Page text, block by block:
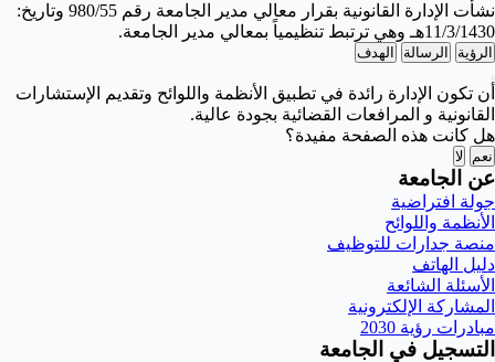
نشأت الإدارة القانونية بقرار معالي مدير الجامعة رقم 980/55 وتاريخ:
11/3/1430هـ وهي ترتبط تنظيمياً بمعالي مدير الجامعة.
الرؤية الرسالة الهدف
أن تكون الإدارة رائدة في تطبيق الأنظمة واللوائح وتقديم الإستشارات
القانونية و المرافعات القضائية بجودة عالية.
هل كانت هذه الصفحة مفيدة؟
نعم لا
عن الجامعة
جولة افتراضية
الأنظمة واللوائح
منصة جدارات للتوظيف
دليل الهاتف
الأسئلة الشائعة
المشاركة الإلكترونية
مبادرات رؤية 2030
التسجيل في الجامعة